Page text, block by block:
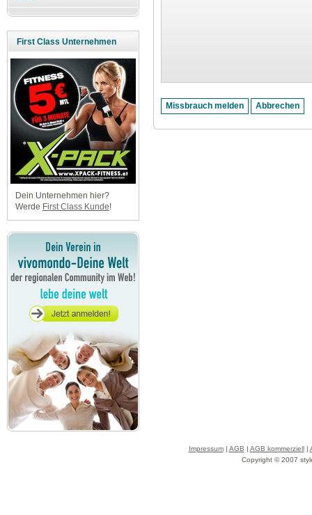
First Class Unternehmen
Dein Unternehmen hier?
Werde First Class Kunde!
Impressum| AGB | AGB kommerziell|
Copyright © 2007